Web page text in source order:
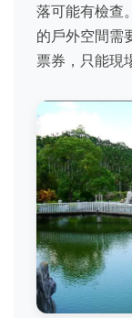
落可能有檢查
的戶外空間需
票券，只能現